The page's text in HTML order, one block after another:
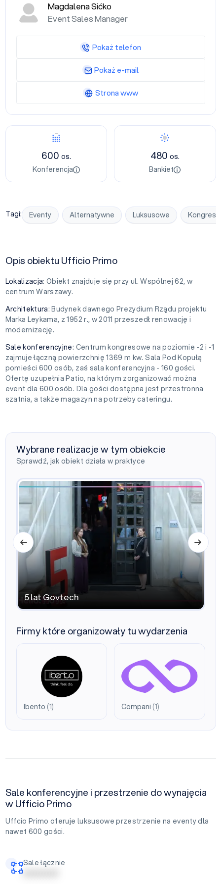
Konferencja
600 os.
Konferencja
Bankiet
480 os.
Bankiet
Tagi: Eventy Alternatywne Luksusowe Kongresy
Opis obiektu Ufficio Primo
Lokalizacja: Obiekt znajduje się przy ul. Wspólnej 62, w
centrum Warszawy.
Architektura: Budynek dawnego Prezydium Rządu projektu
Marka Leykama, z 1952 r., w 2011 przeszedł renowację i
modernizację.
Sale konferencyjne: Centrum kongresowe na poziomie -2 i -1
zajmuje łączną powierzchnię 1369 m kw. Sala Pod Kopułą
pomieści 600 osób, zaś sala konferencyjna - 160 gości.
Ofertę uzupełnia Patio, na którym zorganizować można
event dla 600 osób. Dla gości dostępna jest przestronna
szatnia, a także magazyn na potrzeby cateringu.
Wybrane realizacje w tym obiekcie
Sprawdź, jak obiekt działa w praktyce
5 lat Govtech
5 lat Govtech
Firmy które organizowały tu wydarzenia
Ibento (1) Compani (1)
Sale konferencyjne i przestrzenie do wynajęcia
w Ufficio Primo
Uffcio Primo oferuje luksusowe przestrzenie na eventy dla
nawet 600 gości.
Sale łącznie
| | | | | | | | | | | |
Magdalena Sićko
Event Sales Manager
Pokaż telefon
Pokaż e-mail
Strona www